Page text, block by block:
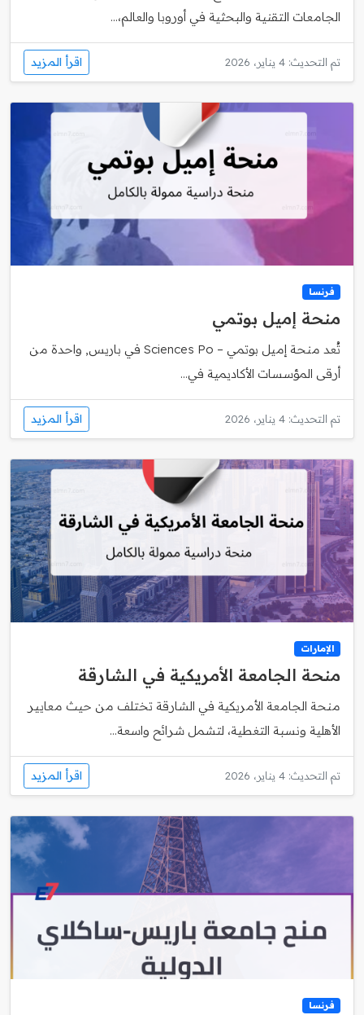
الجامعات التقنية والبحثية في أوروبا والعالم،...
تم التحديث: 4 يناير، 2026 اقرأ المزيد
فرنسا
منحة إميل بوتمي
تُعد منحة إميل بوتمي – Sciences Po في باريس, واحدة من
أرقى المؤسسات الأكاديمية في...
تم التحديث: 4 يناير، 2026 اقرأ المزيد
الإمارات
منحة الجامعة الأمريكية في الشارقة
منحة الجامعة الأمريكية في الشارقة تختلف من حيث معايير
الأهلية ونسبة التغطية، لتشمل شرائح واسعة...
تم التحديث: 4 يناير، 2026 اقرأ المزيد
فرنسا